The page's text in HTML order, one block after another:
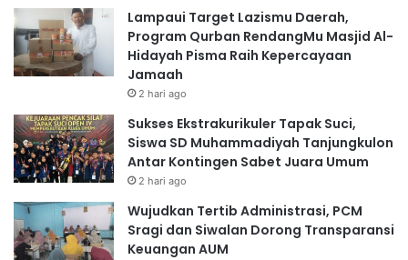
Lampaui Target Lazismu Daerah,
Program Qurban RendangMu Masjid Al-
Hidayah Pisma Raih Kepercayaan
Jamaah
2 hari ago
Sukses Ekstrakurikuler Tapak Suci,
Siswa SD Muhammadiyah Tanjungkulon
Antar Kontingen Sabet Juara Umum
2 hari ago
Wujudkan Tertib Administrasi, PCM
Sragi dan Siwalan Dorong Transparansi
Keuangan AUM